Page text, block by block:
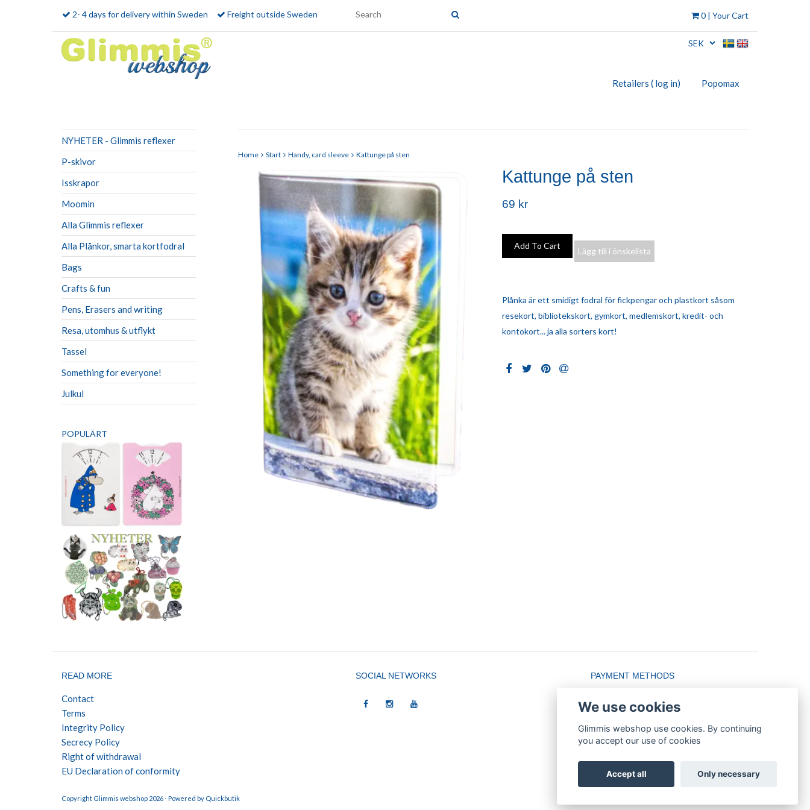
0 | Your Cart
2- 4 days for delivery within Sweden Freight outside Sweden
Retailers ( log in) Popomax
NYHETER - Glimmis reflexer
P-skivor
Isskrapor
Moomin
Alla Glimmis reflexer
Alla Plånkor, smarta kortfodral
Bags
Crafts & fun
Pens, Erasers and writing
Resa, utomhus & utflykt
Tassel
Something for everyone!
Julkul
POPULÄRT
Home Start Handy, card sleeve Kattunge på sten
Kattunge på sten
69 kr
Lägg till i önskelista
Plånka är ett smidigt fodral för fickpengar och plastkort såsom
resekort, bibliotekskort, gymkort, medlemskort, kredit- och
kontokort... ja alla sorters kort!
READ MORE
Contact
Terms
Integrity Policy
Secrecy Policy
Right of withdrawal
EU Declaration of conformity
SOCIAL NETWORKS PAYMENT METHODS
Copyright Glimmis webshop 2026 -Powered by Quickbutik
We use cookies
Glimmis webshop use cookies. By continuing
you accept our use of cookies
Accept all Only necessary